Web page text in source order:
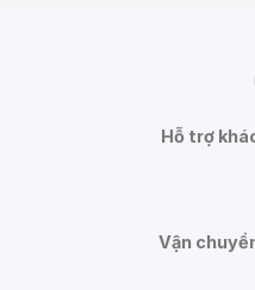
Hỗ trợ
Vận